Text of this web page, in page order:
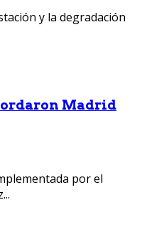
y la degradación
Madrid
por el